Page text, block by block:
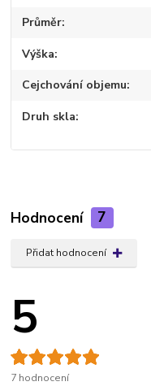
Průměr
Výška
Cejchování objemu
Druh skla
Hodnocení 7
Přidat hodnocení
5
7 hodnocení